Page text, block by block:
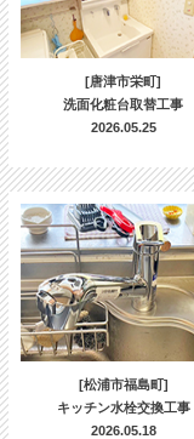
[唐津市栄町]
洗面化粧台取替工事
2026.05.25
[松浦市福島町]
キッチン水栓交換工事
2026.05.18